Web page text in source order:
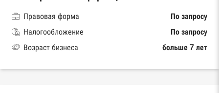
Правовая форма
По запросу
Налогообложение
По запросу
Возраст бизнеса
больше 7 лет